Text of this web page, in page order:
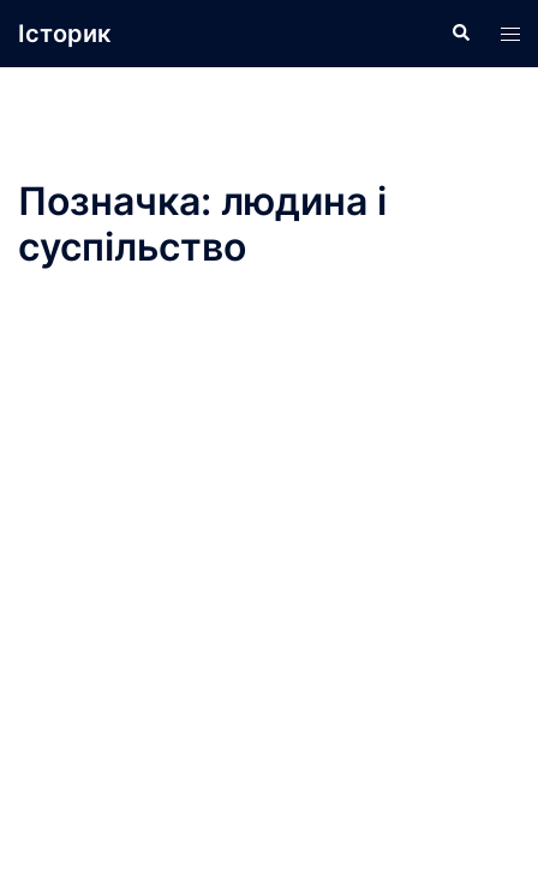
доІсторик Пошук
Позначка: людина і
суспільство